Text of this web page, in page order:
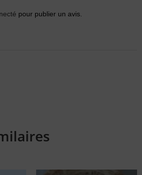
pour publier un avis.